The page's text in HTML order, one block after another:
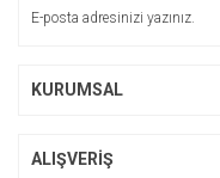
KURUMSAL
ALIŞVERİŞ